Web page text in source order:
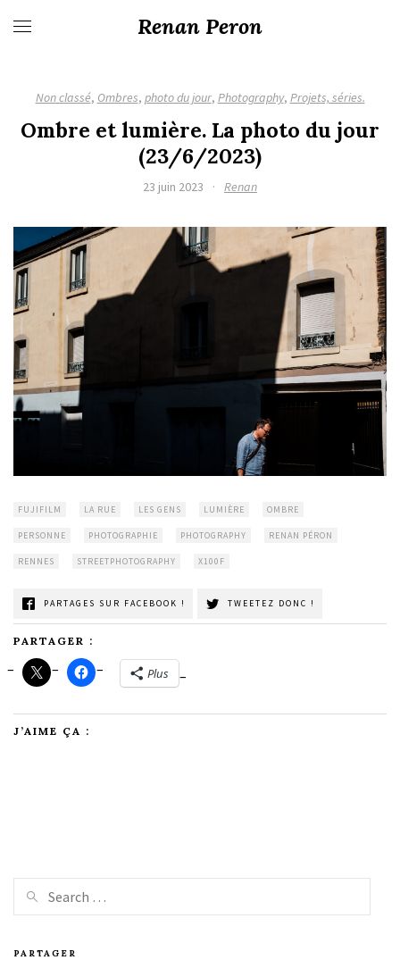
Renan Peron
Non classé, Ombres, photo du jour, Photography, Projets, séries.
Ombre et lumière. La photo du jour
(23/6/2023)
23 juin 2023 · Renan
FUJIFILM LA RUE LES GENS LUMIÈRE OMBRE
PERSONNE PHOTOGRAPHIE PHOTOGRAPHY RENAN PÉRON
RENNES STREETPHOTOGRAPHY X100F
PARTAGES SUR FACEBOOK ! TWEETEZ DONC !
PARTAGER :
Plus
J’AIME ÇA :
PARTAGER